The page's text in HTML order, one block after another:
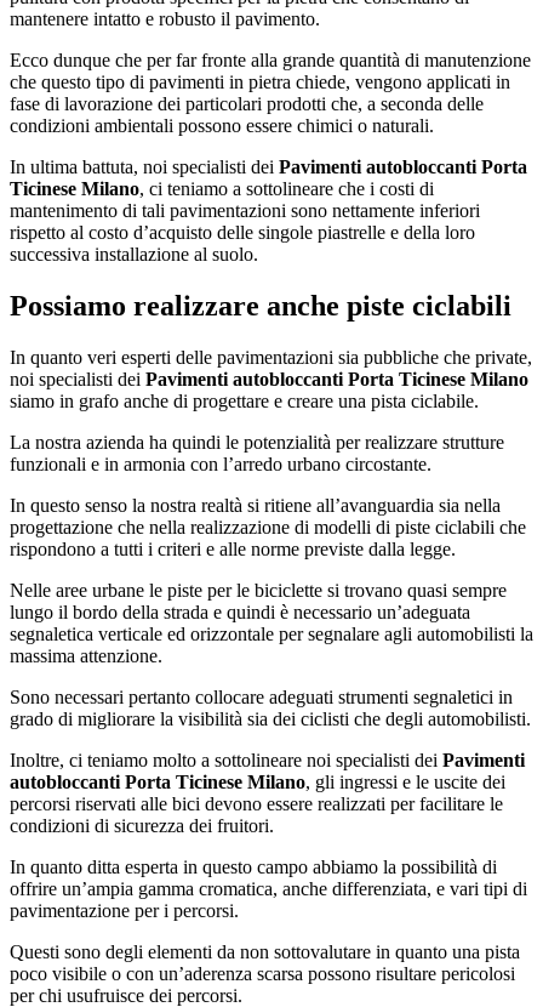
mantenere intatto e robusto il pavimento.
Ecco dunque che per far fronte alla grande quantità di manutenzione
che questo tipo di pavimenti in pietra chiede, vengono applicati in
fase di lavorazione dei particolari prodotti che, a seconda delle
condizioni ambientali possono essere chimici o naturali.
In ultima battuta, noi specialisti dei Pavimenti autobloccanti Porta
Ticinese Milano, ci teniamo a sottolineare che i costi di
mantenimento di tali pavimentazioni sono nettamente inferiori
rispetto al costo d’acquisto delle singole piastrelle e della loro
successiva installazione al suolo.
Possiamo realizzare anche piste ciclabili
In quanto veri esperti delle pavimentazioni sia pubbliche che private,
noi specialisti dei Pavimenti autobloccanti Porta Ticinese Milano
siamo in grafo anche di progettare e creare una pista ciclabile.
La nostra azienda ha quindi le potenzialità per realizzare strutture
funzionali e in armonia con l’arredo urbano circostante.
In questo senso la nostra realtà si ritiene all’avanguardia sia nella
progettazione che nella realizzazione di modelli di piste ciclabili che
rispondono a tutti i criteri e alle norme previste dalla legge.
Nelle aree urbane le piste per le biciclette si trovano quasi sempre
lungo il bordo della strada e quindi è necessario un’adeguata
segnaletica verticale ed orizzontale per segnalare agli automobilisti la
massima attenzione.
Sono necessari pertanto collocare adeguati strumenti segnaletici in
grado di migliorare la visibilità sia dei ciclisti che degli automobilisti.
Inoltre, ci teniamo molto a sottolineare noi specialisti dei Pavimenti
autobloccanti Porta Ticinese Milano, gli ingressi e le uscite dei
percorsi riservati alle bici devono essere realizzati per facilitare le
condizioni di sicurezza dei fruitori.
In quanto ditta esperta in questo campo abbiamo la possibilità di
offrire un’ampia gamma cromatica, anche differenziata, e vari tipi di
pavimentazione per i percorsi.
Questi sono degli elementi da non sottovalutare in quanto una pista
poco visibile o con un’aderenza scarsa possono risultare pericolosi
per chi usufruisce dei percorsi.